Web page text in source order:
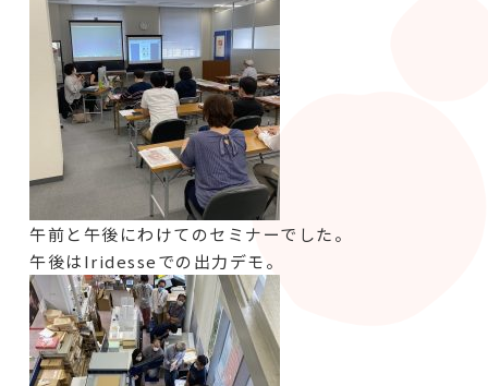
午前と午後にわけてのセミナーでした。
午後はIridesseでの出力デモ。